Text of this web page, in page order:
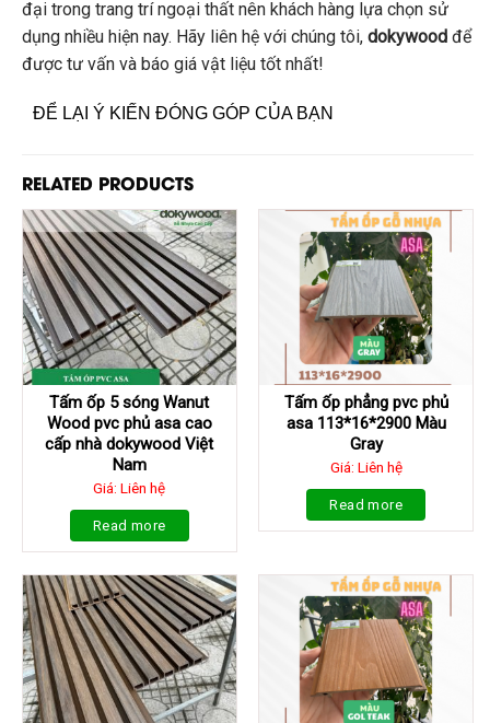
đại trong trang trí ngoại thất nên khách hàng lựa chọn sử
dụng nhiều hiện nay. Hãy liên hệ với chúng tôi, dokywood để
được tư vấn và báo giá vật liệu tốt nhất!
ĐỂ LẠI Ý KIẾN ĐÓNG GÓP CỦA BẠN
RELATED PRODUCTS
Tấm ốp 5 sóng Wanut
Wood pvc phủ asa cao
cấp nhà dokywood Việt
Nam
Giá: Liên hệ
Read more
Tấm ốp phẳng pvc phủ
asa 113*16*2900 Màu
Gray
Giá: Liên hệ
Read more